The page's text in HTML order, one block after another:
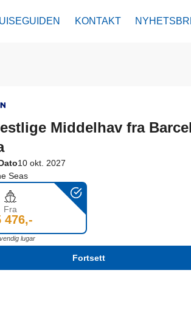
KONTAKT 15 476,-
Middelhav fra
10 okt. 2027
Seas
Fra
476,-
lugar
Fortsett